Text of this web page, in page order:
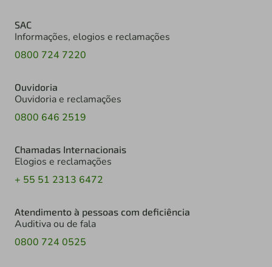
SAC
Informações, elogios e reclamações
0800 724 7220
Ouvidoria
Ouvidoria e reclamações
0800 646 2519
Chamadas Internacionais
Elogios e reclamações
+ 55 51 2313 6472
Atendimento à pessoas com deficiência
Auditiva ou de fala
0800 724 0525